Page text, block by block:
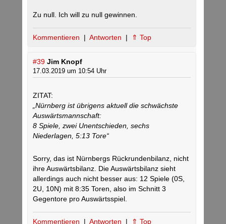
Zu null. Ich will zu null gewinnen.
Kommentieren | Antworten | ⇑ Top
#39 Jim Knopf
17.03.2019 um 10:54 Uhr
ZITAT:
„Nürnberg ist übrigens aktuell die schwächste
Auswärtsmannschaft:
8 Spiele, zwei Unentschieden, sechs
Niederlagen, 5:13 Tore“
Sorry, das ist Nürnbergs Rückrundenbilanz, nicht
ihre Auswärtsbilanz. Die Auswärtsbilanz sieht
allerdings auch nicht besser aus: 12 Spiele (0S,
2U, 10N) mit 8:35 Toren, also im Schnitt 3
Gegentore pro Auswärtsspiel.
Kommentieren | Antworten | ⇑ Top